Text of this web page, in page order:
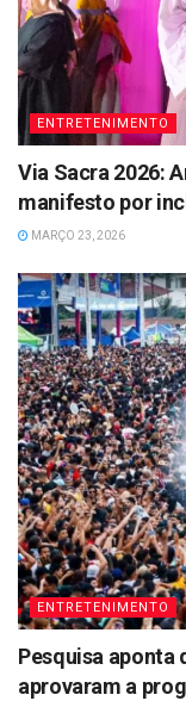
ENTRETENIMENTO
Via Sacra 2026:
manifesto por
MARÇO 23, 2026
ENTRETENIMENTO
Pesquisa aponta
aprovaram a